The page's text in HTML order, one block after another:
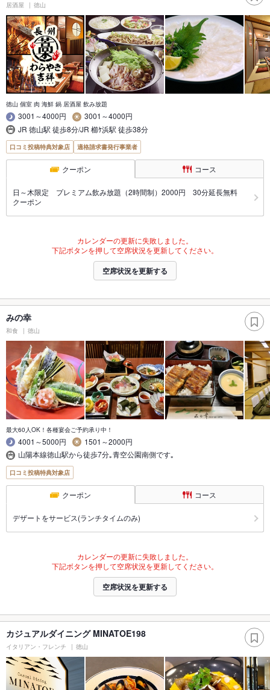
居酒屋 徳山
徳山 個室 肉 海鮮 鍋 居酒屋 飲み放題
3001～4000円
3001～4000円
JR 徳山駅 徒歩8分/JR 櫛ｹ浜駅 徒歩38分
口コミ投稿特典対象店 適格請求書発行事業者
クーポン コース
日～木限定 プレミアム飲み放題（2時間制）2000円 30分延長無料
クーポン
カレンダーの更新に失敗しました。
下記ボタンを押して空席状況を更新してください。
空席状況を更新する
みの幸
和食 徳山
最大60人OK！各種宴会ご予約承り中！
4001～5000円
1501～2000円
山陽本線徳山駅から徒歩7分｡青空公園南側です｡
口コミ投稿特典対象店
クーポン コース
デザートをサービス(ランチタイムのみ)
カレンダーの更新に失敗しました。
下記ボタンを押して空席状況を更新してください。
空席状況を更新する
カジュアルダイニング MINATOE198
イタリアン・フレンチ 徳山